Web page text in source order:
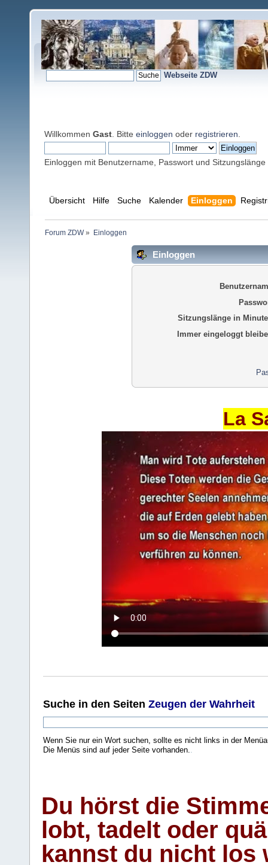
Webseite ZDW
Willkommen Gast . Bitte einloggen oder registrieren
Einloggen mit Benutzername, Passwort und Sitzungslänge
Übersicht Hilfe Suche Kalender Einloggen
Forum ZDW» Einloggen
Einloggen
Sitzungslänge in
Immer eingeloggt
La
Suche in den Seiten Zeugen der Wahrheit
Wenn Sie nur ein Wort suchen, sollte es nicht links in der
Die Menüs sind auf jeder Seite vorhanden.
Du hörst die
lobt, tadelt oder
kannst du nicht los